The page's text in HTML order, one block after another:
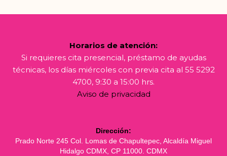
Horarios de atención:
Si requieres cita presencial, préstamo de ayudas
técnicas, los días miércoles con previa cita al 55 5292
4700, 9:30 a 15:00 hrs.
Aviso de privacidad
Dirección:
Prado Norte 245 Col. Lomas de Chapultepec, Alcaldía Miguel
Hidalgo CDMX, CP 11000. CDMX